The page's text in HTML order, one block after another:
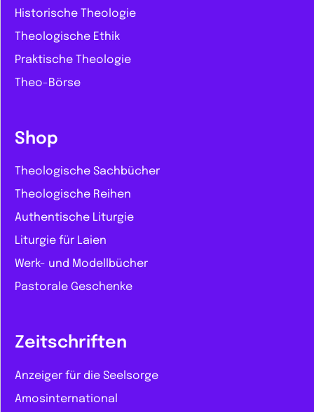
Historische Theologie
Theologische Ethik
Praktische Theologie
Theo-Börse
Shop
Theologische Sachbücher
Theologische Reihen
Authentische Liturgie
Liturgie für Laien
Werk- und Modellbücher
Pastorale Geschenke
Zeitschriften
Anzeiger für die Seelsorge
Amosinternational